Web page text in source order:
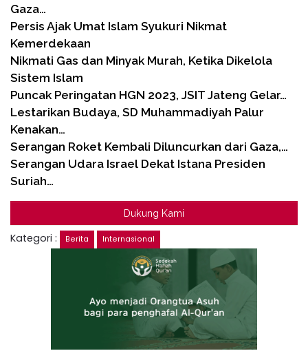
Gaza…
Persis Ajak Umat Islam Syukuri Nikmat
Kemerdekaan
Nikmati Gas dan Minyak Murah, Ketika Dikelola
Sistem Islam
Puncak Peringatan HGN 2023, JSIT Jateng Gelar…
Lestarikan Budaya, SD Muhammadiyah Palur
Kenakan…
Serangan Roket Kembali Diluncurkan dari Gaza,…
Serangan Udara Israel Dekat Istana Presiden
Suriah…
Dukung Kami
Kategori : Berita Internasional